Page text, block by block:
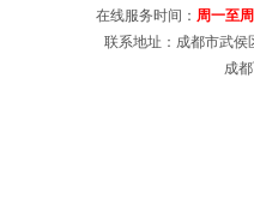
在线服务时间： 周一至
联系地址：成都市武
成